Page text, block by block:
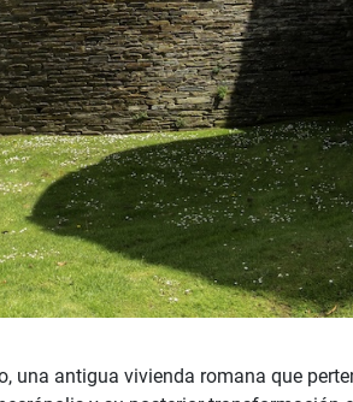
antigua vivienda romana que